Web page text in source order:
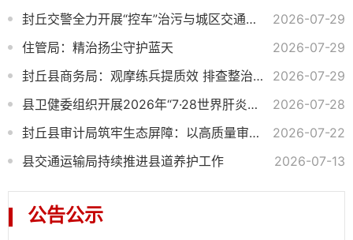
封丘交警全力开展“控车”治污与城区交通疏导专项行动
2026-07-29
住管局：精治扬尘守护蓝天
2026-07-29
封丘县商务局：观摩练兵提质效 排查整治不松懈 联防共治护蓝天
2026-07-29
县卫健委组织开展2026年“7·28世界肝炎日”主题宣传活动
2026-07-28
封丘县审计局筑牢生态屏障：以高质量审计监督绘就美丽中国新画卷
2026-07-22
县交通运输局持续推进县道养护工作
2026-07-13
公告公示